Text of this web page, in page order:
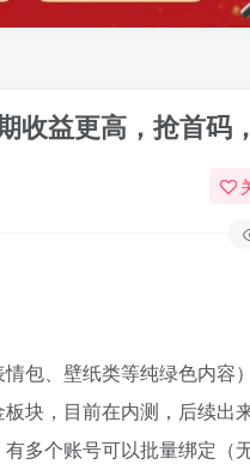
收益更高，抢首
包、壁纸类等纯绿色内容
块，目前在内测，后续出
多个账号可以批量绑定（